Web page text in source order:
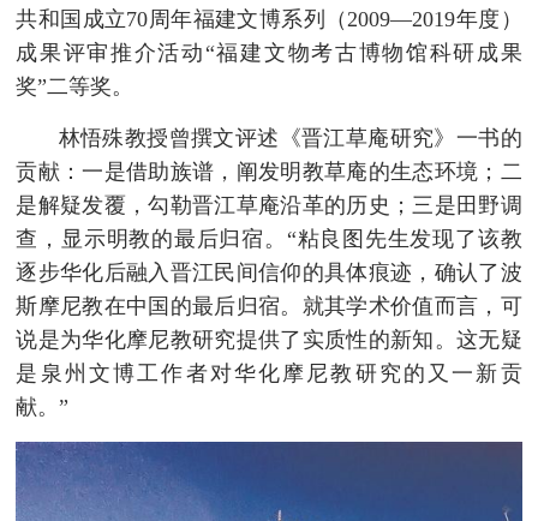
共和国成立70周年福建文博系列（2009—2019年度）
成果评审推介活动“福建文物考古博物馆科研成果
奖”二等奖。
林悟殊教授曾撰文评述《晋江草庵研究》一书的
贡献：一是借助族谱，阐发明教草庵的生态环境；二
是解疑发覆，勾勒晋江草庵沿革的历史；三是田野调
查，显示明教的最后归宿。“粘良图先生发现了该教
逐步华化后融入晋江民间信仰的具体痕迹，确认了波
斯摩尼教在中国的最后归宿。就其学术价值而言，可
说是为华化摩尼教研究提供了实质性的新知。这无疑
是泉州文博工作者对华化摩尼教研究的又一新贡
献。”